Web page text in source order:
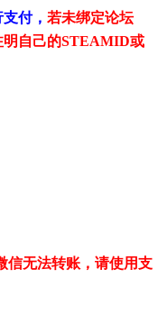
付， 若未绑定论坛
明自己的STEAMID或
信无法转账，请使用支